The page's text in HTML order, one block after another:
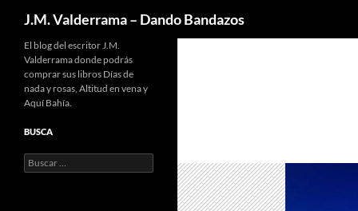
Saltar
contenido
J.M. Valderrama – Dando Bandazos
El blog del escritor J.M.
Valderrama donde podrás
comprar sus libros Días de
nada y rosas, Altitud en vena y
Aquí Bahía.
BUSCA
Buscar: